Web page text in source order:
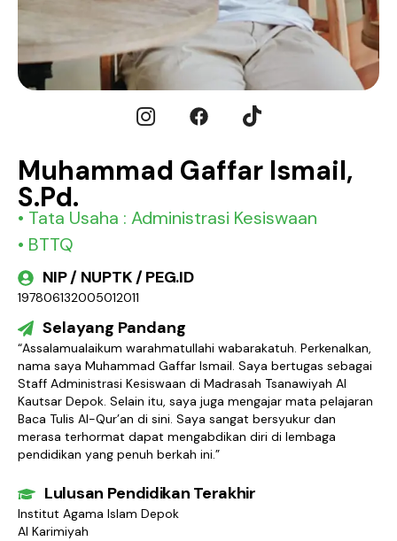
Muhammad Gaffar Ismail,
S.Pd.
• Tata Usaha : Administrasi Kesiswaan
• BTTQ
NIP / NUPTK / PEG.ID
197806132005012011
Selayang Pandang
“Assalamualaikum warahmatullahi wabarakatuh. Perkenalkan,
nama saya Muhammad Gaffar Ismail. Saya bertugas sebagai
Staff Administrasi Kesiswaan di Madrasah Tsanawiyah Al
Kautsar Depok. Selain itu, saya juga mengajar mata pelajaran
Baca Tulis Al-Qur’an di sini. Saya sangat bersyukur dan
merasa terhormat dapat mengabdikan diri di lembaga
pendidikan yang penuh berkah ini.”
Lulusan Pendidikan Terakhir
Institut Agama Islam Depok
Al Karimiyah